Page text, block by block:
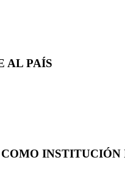
AL PAÍS